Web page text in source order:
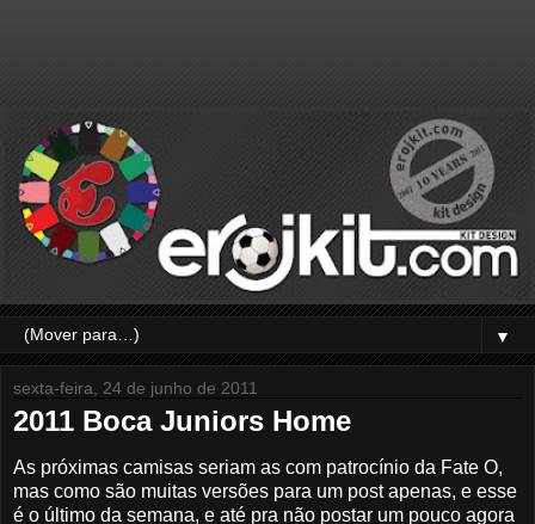
▼
sexta-feira, 24 de junho de 2011
2011 Boca Juniors Home
As próximas camisas seriam as com patrocínio da Fate O,
mas como são muitas versões para um post apenas, e esse
é o último da semana, e até pra não postar um pouco agora